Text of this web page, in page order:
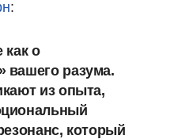
:
как о
вашего разума.
из опыта,
который